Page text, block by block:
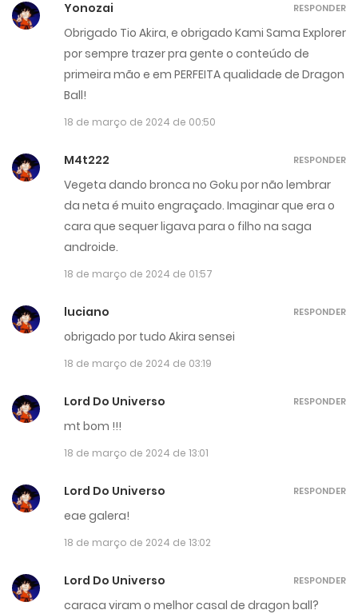
Yonozai
Obrigado Tio Akira, e obrigado Kami Sama Explorer
por sempre trazer pra gente o conteúdo de
primeira mão e em PERFEITA qualidade de Dragon
Ball!
18 de março de 2024 de 00:50
RESPONDER
M4t222
Vegeta dando bronca no Goku por não lembrar
da neta é muito engraçado. Imaginar que era o
cara que sequer ligava para o filho na saga
androide.
18 de março de 2024 de 01:57
RESPONDER
luciano
obrigado por tudo Akira sensei
18 de março de 2024 de 03:19
RESPONDER
Lord Do Universo
mt bom !!!
18 de março de 2024 de 13:01
RESPONDER
Lord Do Universo
eae galera!
18 de março de 2024 de 13:02
RESPONDER
Lord Do Universo
caraca viram o melhor casal de dragon ball?
RESPONDER